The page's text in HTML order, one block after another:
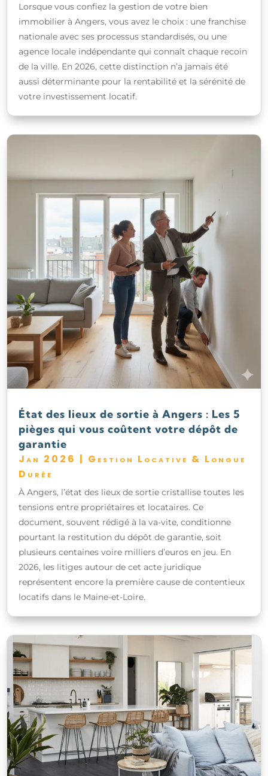
Lorsque vous confiez la gestion de votre bien
immobilier à Angers, vous avez le choix : une franchise
nationale avec ses processus standardisés, ou une
agence locale indépendante qui connaît chaque recoin
de la ville. En 2026, cette distinction n’a jamais été
aussi déterminante pour la rentabilité et la sérénité de
votre investissement locatif.
État des lieux de sortie à Angers : Les 5
pièges qui vous coûtent votre dépôt de
garantie
Jan 2026 | Gestion Locative & Longue
Durée
À Angers, l’état des lieux de sortie cristallise toutes les
tensions entre propriétaires et locataires. Ce
document, souvent rédigé à la va-vite, conditionne
pourtant la restitution du dépôt de garantie, soit
plusieurs centaines voire milliers d’euros en jeu. En
2026, les litiges autour de cet acte juridique
représentent encore la première cause de contentieux
locatifs dans le Maine-et-Loire.